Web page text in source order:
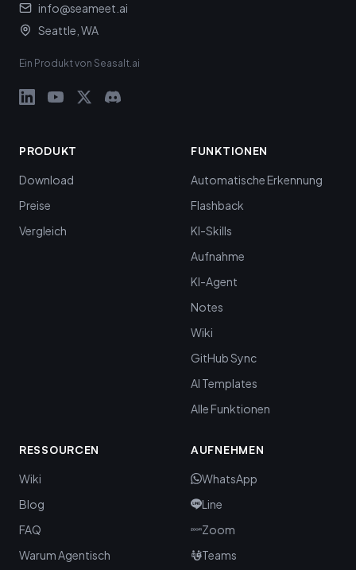
info@seameet.ai
Seattle, WA
Ein Produkt von Seasalt.ai
PRODUKT
Download
Preise
Vergleich
FUNKTIONEN
Automatische Erkennung
Flashback
KI-Skills
Aufnahme
KI-Agent
Notes
Wiki
GitHub Sync
AI Templates
Alle Funktionen
RESSOURCEN
Wiki
Blog
FAQ
Warum Agentisch
AUFNEHMEN
WhatsApp
Line
Zoom
Teams